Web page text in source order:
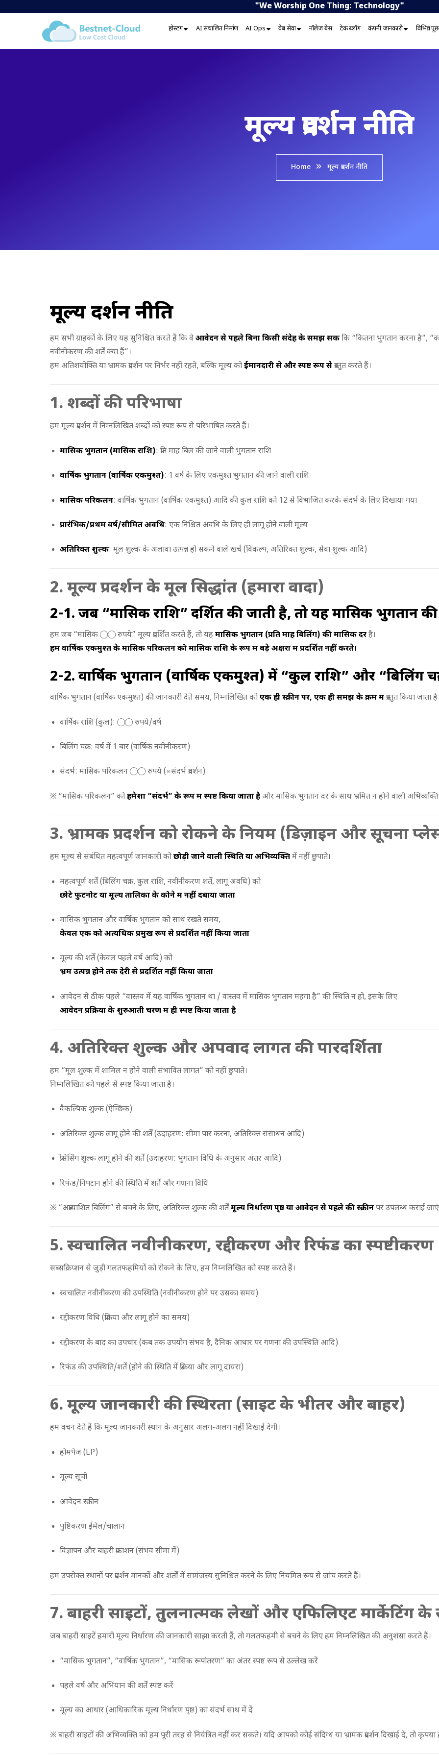
"We Worship One Thing: Technology"
होस्टिंग AI संचालित निर्माण AI Ops वेब सेवा नॉलेज बेस टेक ब्लॉग कंपनी जानकारी विभिन्न
मूल्य प्रदर्शन नीति
Home मूल्य प्रदर्शन नीति
मूल्य प्रदर्शन नीति
हम सभी ग्राहकों के लिए यह सुनिश्चित करते हैं कि वेआवेदन से पहले बिना किसी संदेह के समझ सकेंकि “कितना भुगतान करना है”,
नवीनीकरण की शर्तें क्या हैं”।
हम अतिशयोक्ति या भ्रामक प्रदर्शन पर निर्भर नहीं रहते, बल्कि मूल्य कोईमानदारी से और स्पष्ट रूप सेप्रस्तुत करते हैं।
1. शब्दों की परिभाषा
हम मूल्य प्रदर्शन में निम्नलिखित शब्दों को स्पष्ट रूप से परिभाषित करते हैं।
मासिक भुगतान (मासिक राशि): प्रति माह बिल की जाने वाली भुगतान राशि
वार्षिक भुगतान (वार्षिक एकमुश्त): 1 वर्ष के लिए एकमुश्त भुगतान की जाने वाली राशि
मासिक परिकलन: वार्षिक भुगतान (वार्षिक एकमुश्त) आदि की कुल राशि को 12 से विभाजित करके संदर्भ के लिए दिखाया गया
प्रारंभिक/प्रथम वर्ष/सीमित अवधि: एक निश्चित अवधि के लिए ही लागू होने वाली मूल्य
अतिरिक्त शुल्क: मूल शुल्क के अलावा उत्पन्न हो सकने वाले खर्च (विकल्प, अतिरिक्त शुल्क, सेवा शुल्क आदि)
2. मूल्य प्रदर्शन के मूल सिद्धांत (हमारा वादा)
2-1. जब “मासिक राशि” प्रदर्शित की जाती है, तो यह मासिक भुगतान
हम जब “मासिक ◯◯ रुपये” मूल्य प्रदर्शित करते हैं, तो यहमासिक भुगतान (प्रति माह बिलिंग) की मासिक दरहै।
हम वार्षिक एकमुश्त के मासिक परिकलन को मासिक राशि के रूप में बड़े अक्षरों में प्रदर्शित नहीं करते।
2-2. वार्षिक भुगतान (वार्षिक एकमुश्त) में “कुल राशि” और “बिलिंग
वार्षिक भुगतान (वार्षिक एकमुश्त) की जानकारी देते समय, निम्नलिखित कोएक ही स्क्रीन पर, एक ही समझ के क्रम मेंप्रस्तुत किया जाता
वार्षिक राशि (कुल): ◯◯ रुपये/वर्ष
बिलिंग चक्र: वर्ष में 1 बार (वार्षिक नवीनीकरण)
संदर्भ: मासिक परिकलन ◯◯ रुपये (※संदर्भ प्रदर्शन)
※ “मासिक परिकलन” कोहमेशा “संदर्भ” के रूप में स्पष्ट किया जाता है और मासिक भुगतान दर के साथ भ्रमित न होने वाली
3. भ्रामक प्रदर्शन को रोकने के नियम (डिज़ाइन और सूचना
हम मूल्य से संबंधित महत्वपूर्ण जानकारी कोछोड़ी जाने वाली स्थिति या अभिव्यक्तिमें नहीं छुपाते।
महत्वपूर्ण शर्तें (बिलिंग चक्र, कुल राशि, नवीनीकरण शर्तें, लागू अवधि) को
छोटे फुटनोट या मूल्य तालिका के कोने में नहीं दबाया जाता
मासिक भुगतान और वार्षिक भुगतान को साथ रखते समय,
केवल एक को अत्यधिक प्रमुख रूप से प्रदर्शित नहीं किया जाता
मूल्य की शर्तें (केवल पहले वर्ष आदि) को
भ्रम उत्पन्न होने तक देरी से प्रदर्शित नहीं किया जाता
आवेदन से ठीक पहले “वास्तव में यह वार्षिक भुगतान था / वास्तव में मासिक भुगतान महंगा है” की स्थिति न हो, इसके लिए
आवेदन प्रक्रिया के शुरुआती चरण में ही स्पष्ट किया जाता है
4. अतिरिक्त शुल्क और अपवाद लागत की पारदर्शिता
हम “मूल शुल्क में शामिल न होने वाली संभावित लागत” को नहीं छुपाते।
निम्नलिखित को पहले से स्पष्ट किया जाता है।
वैकल्पिक शुल्क (ऐच्छिक)
अतिरिक्त शुल्क लागू होने की शर्तें (उदाहरण: सीमा पार करना, अतिरिक्त संसाधन आदि)
प्रोसेसिंग शुल्क लागू होने की शर्तें (उदाहरण: भुगतान विधि के अनुसार अंतर आदि)
रिफंड/निपटान होने की स्थिति में शर्तें और गणना विधि
※ “अप्रत्याशित बिलिंग” से बचने के लिए, अतिरिक्त शुल्क की शर्तेंमूल्य निर्धारण पृष्ठ या आवेदन से पहले की स्क्रीनपर उपलब्ध कराई
5. स्वचालित नवीनीकरण, रद्दीकरण और रिफंड का स्पष्टीकरण
सब्सक्रिप्शन से जुड़ी गलतफहमियों को रोकने के लिए, हम निम्नलिखित को स्पष्ट करते हैं।
स्वचालित नवीनीकरण की उपस्थिति (नवीनीकरण होने पर उसका समय)
रद्दीकरण विधि (प्रक्रिया और लागू होने का समय)
रद्दीकरण के बाद का उपचार (कब तक उपयोग संभव है, दैनिक आधार पर गणना की उपस्थिति आदि)
रिफंड की उपस्थिति/शर्तें (होने की स्थिति में प्रक्रिया और लागू दायरा)
6. मूल्य जानकारी की स्थिरता (साइट के भीतर और बाहर)
हम वचन देते हैं कि मूल्य जानकारी स्थान के अनुसार अलग-अलग नहीं दिखाई देगी।
होमपेज (LP)
मूल्य सूची
आवेदन स्क्रीन
पुष्टिकरण ईमेल/चालान
विज्ञापन और बाहरी प्रकाशन (संभव सीमा में)
हम उपरोक्त स्थानों पर प्रदर्शन मानकों और शर्तों में सामंजस्य सुनिश्चित करने के लिए नियमित रूप से जांच करते हैं।
7. बाहरी साइटों, तुलनात्मक लेखों और एफिलिएट मार्केटिंग
जब बाहरी साइटें हमारी मूल्य निर्धारण की जानकारी साझा करती हैं, तो गलतफहमी से बचने के लिए हम निम्नलिखित की अनुशंसा करते हैं।
“मासिक भुगतान”, “वार्षिक भुगतान”, “मासिक रूपांतरण” का अंतर स्पष्ट रूप से उल्लेख करें
पहले वर्ष और अभियान की शर्तें स्पष्ट करें
मूल्य का आधार (आधिकारिक मूल्य निर्धारण पृष्ठ) का संदर्भ साथ में दें
※ बाहरी साइटों की अभिव्यक्ति को हम पूरी तरह से नियंत्रित नहीं कर सकते। यदि आपको कोई संदिग्ध या भ्रामक प्रदर्शन दिखाई दे, तो